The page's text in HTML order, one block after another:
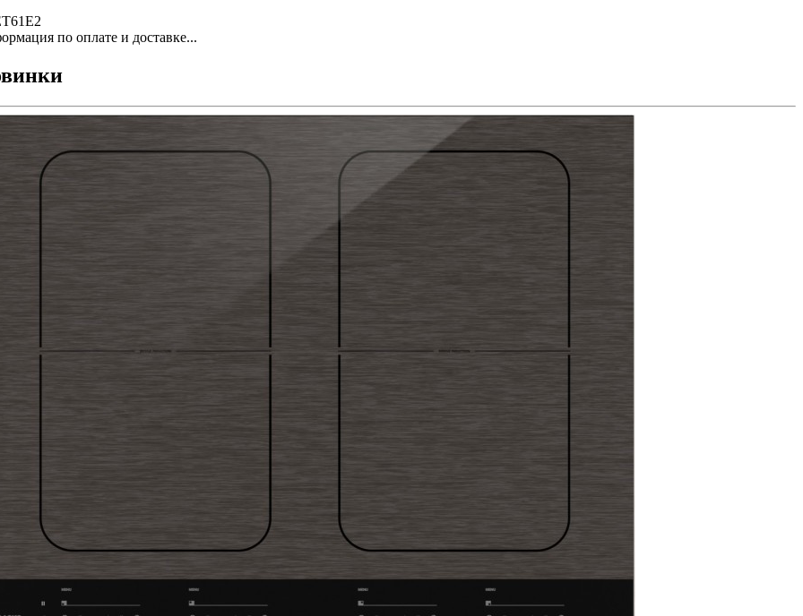
по оплате и доставке...